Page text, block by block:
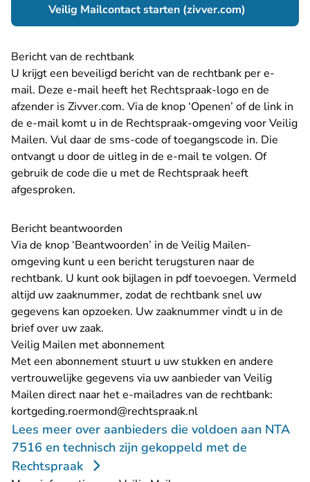
Veilig Mailcontact starten (zivver.com)- U verlaat
Bericht van de rechtbank
U krijgt een beveiligd bericht van de rechtbank per e-
mail. Deze e-mail heeft het Rechtspraak-logo en de
afzender is Zivver.com. Via de knop ‘Openen’ of de link in
de e-mail komt u in de Rechtspraak-omgeving voor Veilig
Mailen. Vul daar de sms-code of toegangscode in. Die
ontvangt u door de uitleg in de e-mail te volgen. Of
gebruik de code die u met de Rechtspraak heeft
afgesproken.
Bericht beantwoorden
Via de knop ‘Beantwoorden’ in de Veilig Mailen-
omgeving kunt u een bericht terugsturen naar de
rechtbank. U kunt ook bijlagen in pdf toevoegen. Vermeld
altijd uw zaaknummer, zodat de rechtbank snel uw
gegevens kan opzoeken. Uw zaaknummer vindt u in de
brief over uw zaak.
Veilig Mailen met abonnement
Met een abonnement stuurt u uw stukken en andere
vertrouwelijke gegevens via uw aanbieder van Veilig
Mailen direct naar het e-mailadres van de rechtbank:
kortgeding.roermond@rechtspraak.nl- U verlaat
Lees meer over aanbieders die voldoen aan NTA
7516 en technisch zijn gekoppeld met de
Rechtspraak